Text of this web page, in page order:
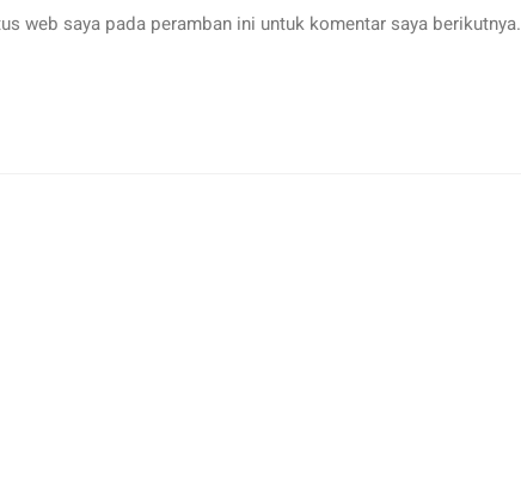
web saya pada peramban ini untuk komentar saya berikutnya.